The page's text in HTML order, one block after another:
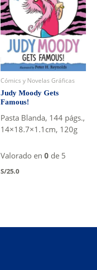
Cómics y Novelas Gráficas
Judy Moody Gets
Famous!
Pasta Blanda, 144 págs.,
14×18.7×1.1cm, 120g
Valorado en 0 de 5
S/25.0